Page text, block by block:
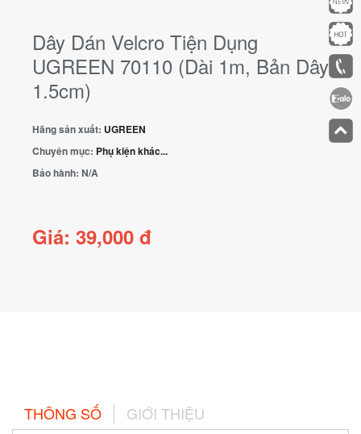
Dây Dán Velcro Tiện Dụng
UGREEN 70110 (Dài 1m, Bản Dây
1.5cm)
Hãng sản xuất: UGREEN
Chuyên mục: Phụ kiện khác...
Bảo hành: N/A
Giá: 39,000 đ
THÔNG SỐ GIỚI THIỆU